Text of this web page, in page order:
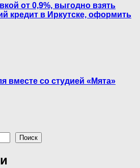
от 0,9%, выгодно взять
кредит в Иркутске, оформить
вместе со студией «Мята»
Поиск